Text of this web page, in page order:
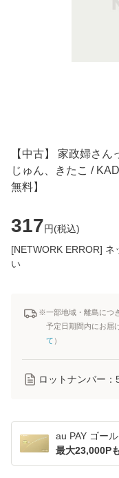
【中古】 家政婦さ
じゅん、きたこ /
無料】
317円(税込)
[NETWORK ERROR] ネ
い
※一部地域・離島につ
予定日期間内にお届
て ）
ロットナンバー：
au PAY ゴー
最大23,000P